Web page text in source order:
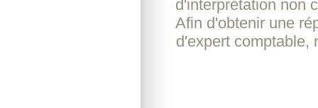
d'interprétation non
Afin d'obtenir une
d'expert comptable,